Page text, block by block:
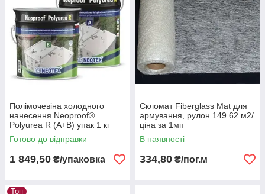
Полімочевіна холодного
нанесення Neoproof®
Polyurea R (А+В) упак 1 кг
біла
Готово до відправки
1 849,50 ₴/упаковка
Скломат Fiberglass Mat для
армування, рулон 149.62 м2/
ціна за 1мп
В наявності
334,80 ₴/пог.м
Топ